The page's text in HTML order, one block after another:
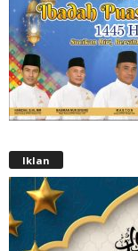
Iklan